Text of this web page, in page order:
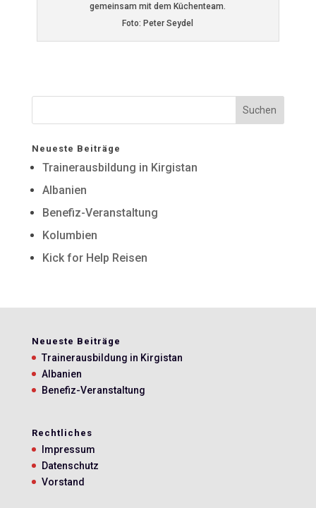
gemeinsam mit dem Küchenteam.
Foto: Peter Seydel
Neueste Beiträge
Trainerausbildung in Kirgistan
Albanien
Benefiz-Veranstaltung
Kolumbien
Kick for Help Reisen
Neueste Beiträge
Trainerausbildung in Kirgistan
Albanien
Benefiz-Veranstaltung
Rechtliches
Impressum
Datenschutz
Vorstand